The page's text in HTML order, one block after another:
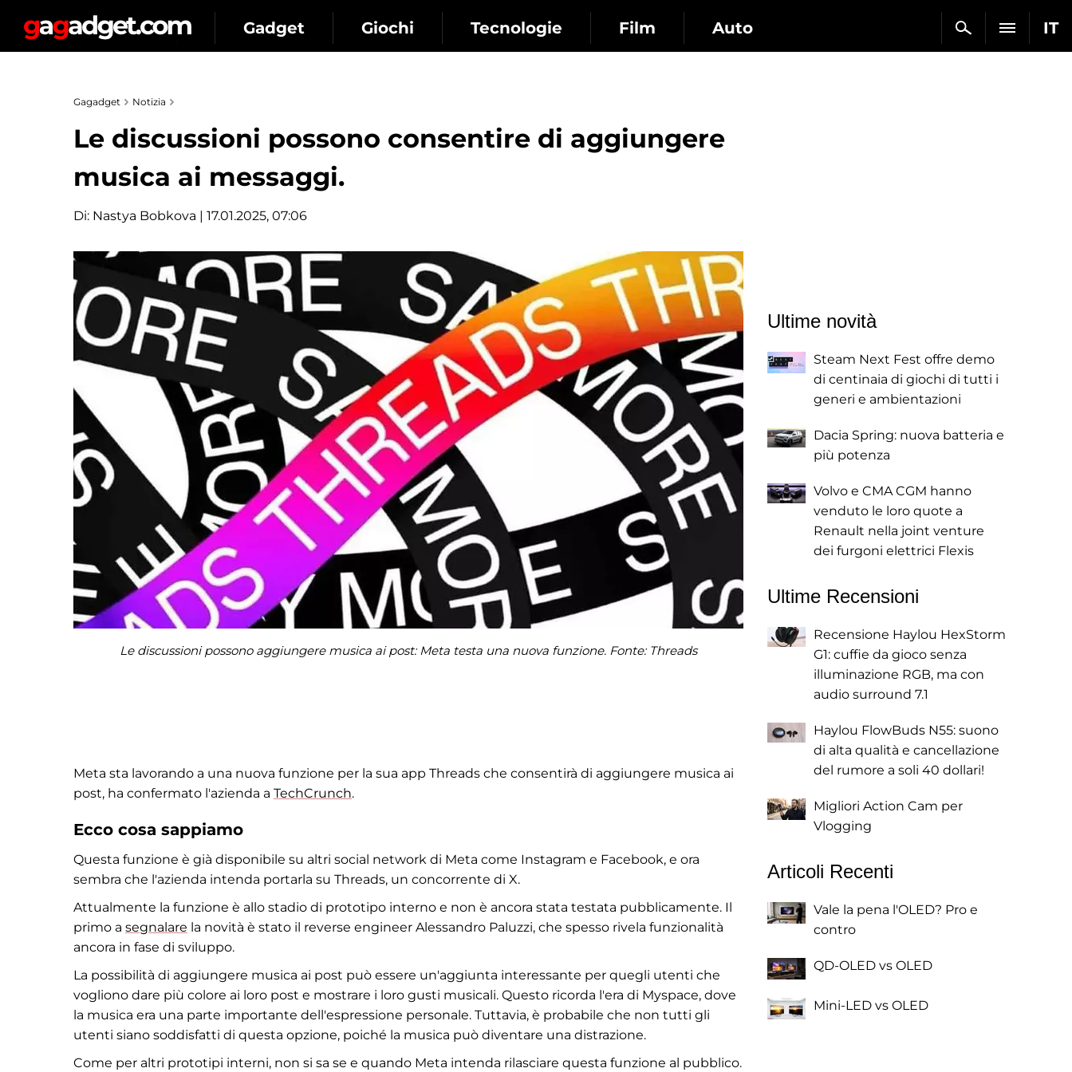
IT
Gadget Giochi Tecnologie Film Auto
Gagadget Notizia
Le discussioni possono consentire di aggiungere
musica ai messaggi.
Di: Nastya Bobkova | 17.01.2025, 07:06
Le discussioni possono aggiungere musica ai post: Meta testa una nuova funzione. Fonte: Threads
Meta sta lavorando a una nuova funzione per la sua app Threads che consentirà di aggiungere musica ai
post, ha confermato l'azienda a TechCrunch.
Ecco cosa sappiamo
Questa funzione è già disponibile su altri social network di Meta come Instagram e Facebook, e ora
sembra che l'azienda intenda portarla su Threads, un concorrente di X.
Attualmente la funzione è allo stadio di prototipo interno e non è ancora stata testata pubblicamente. Il
primo a segnalare la novità è stato il reverse engineer Alessandro Paluzzi, che spesso rivela funzionalità
ancora in fase di sviluppo.
La possibilità di aggiungere musica ai post può essere un'aggiunta interessante per quegli utenti che
vogliono dare più colore ai loro post e mostrare i loro gusti musicali. Questo ricorda l'era di Myspace, dove
la musica era una parte importante dell'espressione personale. Tuttavia, è probabile che non tutti gli
utenti siano soddisfatti di questa opzione, poiché la musica può diventare una distrazione.
Come per altri prototipi interni, non si sa se e quando Meta intenda rilasciare questa funzione al pubblico.
Ultime novità
Steam Next Fest offre demo
di centinaia di giochi di tutti i
generi e ambientazioni
Dacia Spring: nuova batteria e
più potenza
Volvo e CMA CGM hanno
venduto le loro quote a
Renault nella joint venture
dei furgoni elettrici Flexis
Ultime Recensioni
Recensione Haylou HexStorm
G1: cuffie da gioco senza
illuminazione RGB, ma con
audio surround 7.1
Haylou FlowBuds N55: suono
di alta qualità e cancellazione
del rumore a soli 40 dollari!
Migliori Action Cam per
Vlogging
Articoli Recenti
Vale la pena l'OLED? Pro e
contro
QD-OLED vs OLED
Mini-LED vs OLED